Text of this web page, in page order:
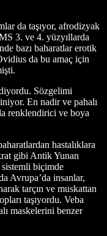
da taşıyor, afrodizyak
3. ve 4. yüzyıllarda
bazı baharatlar erotik
da bu amaç için
Sözgelimi
En nadir ve pahalı
renklendirici ve boya
hastalıklara
gibi Antik Yunan
sistemli biçimde
Avrupa’da insanlar,
tarçın ve muskattan
taşıyordu. Veba
maskelerini benzer